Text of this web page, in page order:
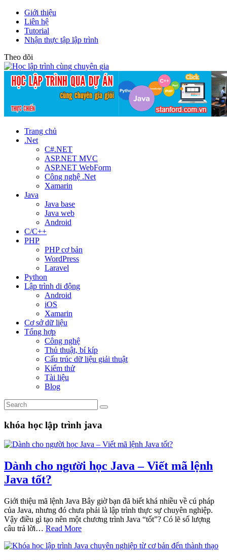
Giới thiệu
Liên hệ
Tutorial
Nhận thực tập lập trình
Theo dõi
Trang chủ
.Net
C#.NET
ASP.NET MVC
ASP.NET WebForm
Công nghệ .Net
Xamarin
Java
Java base
Java web
Android
C/C++
PHP
PHP cơ bản
WordPress
Laravel
Python
Lập trình di động
Android
iOS
Xamarin
Cơ sở dữ liệu
Tổng hợp
Công nghệ
Thủ thuật, bí kíp
Cấu trúc dữ liệu giải thuật
Kiểm thử
Tài liệu
Blog
khóa học lập trình java
Dành cho người học Java – Viết mã lệnh
Java tốt?
Giới thiệu mã lệnh Java Bây giờ bạn đã biết khá nhiều về cú pháp
của Java, nhưng đó chưa phải là lập trình thực sự chuyên nghiệp.
Vậy điều gì tạo nên một chương trình Java “tốt”? Có lẽ số lượng
câu trả lời… Read More